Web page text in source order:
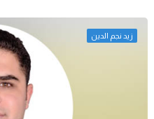
زيد نجم الدين